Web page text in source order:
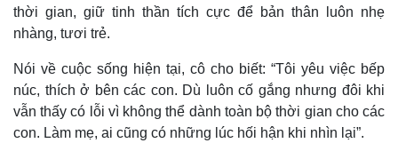
thời gian, giữ tinh thần tích cực để bản thân luôn nhẹ
nhàng, tươi trẻ.
Nói về cuộc sống hiện tại, cô cho biết: “Tôi yêu việc bếp
núc, thích ở bên các con. Dù luôn cố gắng nhưng đôi khi
vẫn thấy có lỗi vì không thể dành toàn bộ thời gian cho các
con. Làm mẹ, ai cũng có những lúc hối hận khi nhìn lại”.